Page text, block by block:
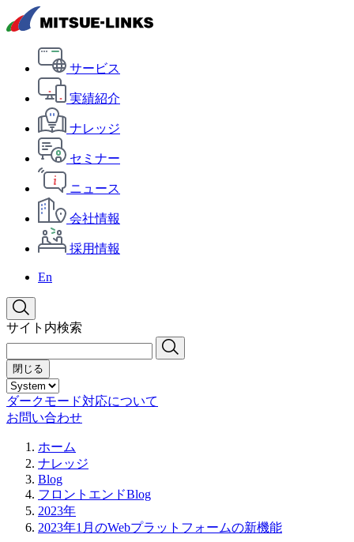
サービス
実績紹介
ナレッジ
セミナー
ニュース
会社情報
採用情報
En
サイト内検索
閉じる
ダークモード対応について
お問い合わせ
ホーム
ナレッジ
Blog
フロントエンドBlog
2023年
2023年1月のWebプラットフォームの新機能